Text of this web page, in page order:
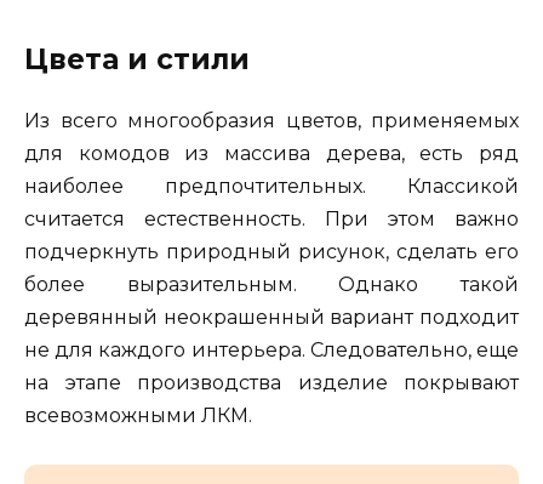
Цвета и стили
Из всего многообразия цветов, применяемых
для комодов из массива дерева, есть ряд
наиболее предпочтительных. Классикой
считается естественность. При этом важно
подчеркнуть природный рисунок, сделать его
более выразительным. Однако такой
деревянный неокрашенный вариант подходит
не для каждого интерьера. Следовательно, еще
на этапе производства изделие покрывают
всевозможными ЛКМ.